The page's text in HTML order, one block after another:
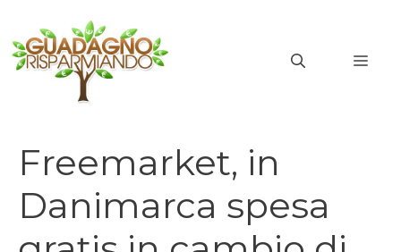
contenuto
Freemarket, in
Danimarca spesa